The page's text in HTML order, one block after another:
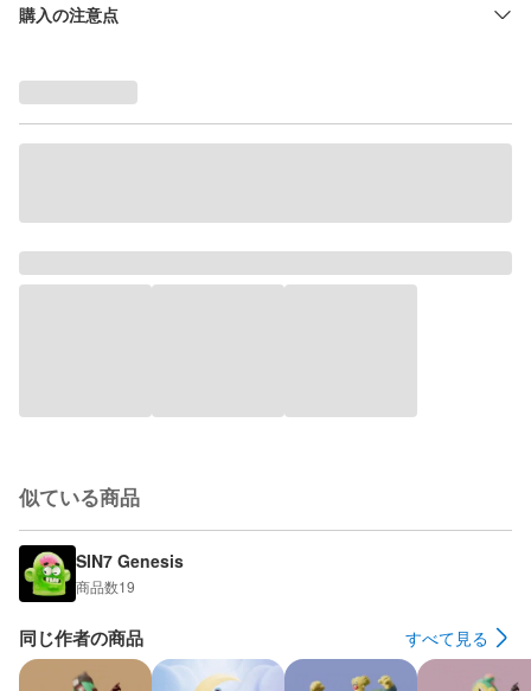
購入の注意点
似ている商品
SIN7 Genesis
商品数19
同じ作者の商品 すべて見る